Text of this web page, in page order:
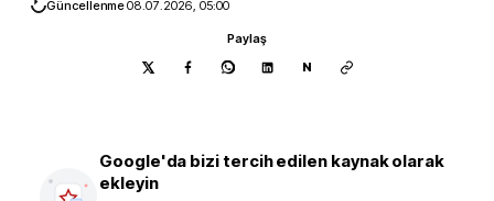
Güncellenme08.07.2026, 05:00
Paylaş
N
Google'da bizi tercih edilen kaynak olarak
ekleyin